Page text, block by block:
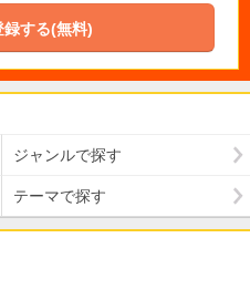
する(無料)
ジャンルで探す
テーマで探す